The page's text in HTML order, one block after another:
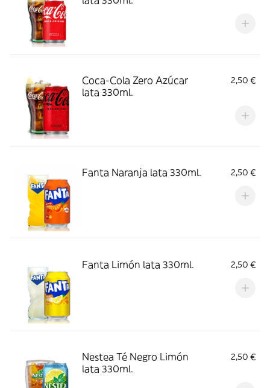
Coca-Cola Zero Azúcar
lata 330ml.
2,50 €
Fanta Naranja lata 330ml. 2,50 €
Fanta Limón lata 330ml. 2,50 €
Nestea Té Negro Limón
lata 330ml.
2,50 €